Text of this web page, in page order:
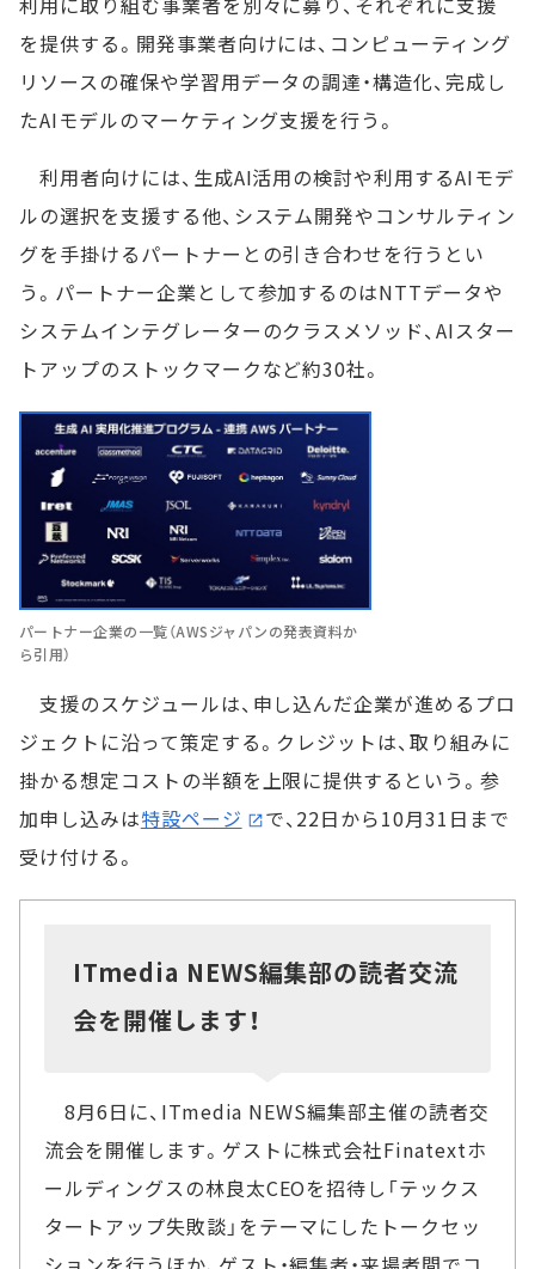
を提供する。開発事業者向けには、コンピューティング
リソースの確保や学習用データの調達・構造化、完成し
たAIモデルのマーケティング支援を行う。
利用者向けには、生成AI活用の検討や利用するAIモデ
ルの選択を支援する他、システム開発やコンサルティン
グを手掛けるパートナーとの引き合わせを行うとい
う。パートナー企業として参加するのはNTTデータや
システムインテグレーターのクラスメソッド、AIスター
トアップのストックマークなど約30社。
パートナー企業の一覧（AWSジャパンの発表資料か
ら引用）
支援のスケジュールは、申し込んだ企業が進めるプロ
ジェクトに沿って策定する。クレジットは、取り組みに
掛かる想定コストの半額を上限に提供するという。参
加申し込みは特設ページ
で、22日から10月31日まで
受け付ける。
ITmedia NEWS編集部の読者交流
会を開催します！
8月6日に、ITmedia NEWS編集部主催の読者交
流会を開催します。ゲストに株式会社Finatextホ
ールディングスの林良太CEOを招待し「テックス
タートアップ失敗談」をテーマにしたトークセッ